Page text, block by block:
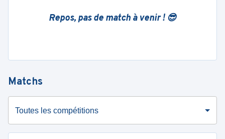
Repos, pas de match à venir ! 😎
Matchs
Toutes les compétitions